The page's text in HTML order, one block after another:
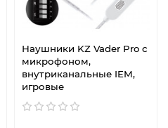
Наушники KZ Vader Pro с
микрофоном,
внутриканальные IEM,
игровые